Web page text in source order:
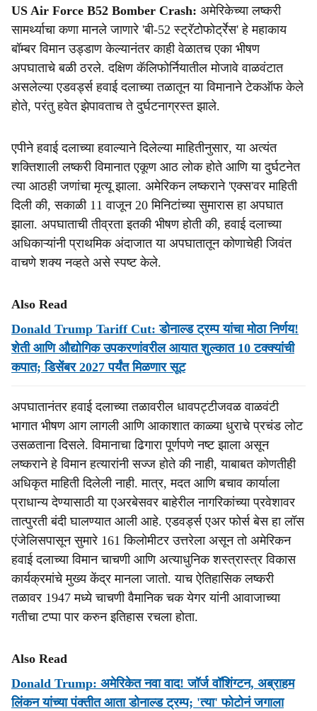
a
r
e
US Air Force B52 Bomber Crash: अमेरिकेच्या लष्करी
सामर्थ्याचा कणा मानले जाणारे 'बी-52 स्ट्रॅटोफोर्ट्रेस' हे महाकाय
बॉम्बर विमान उड्डाण केल्यानंतर काही वेळातच एका भीषण
अपघाताचे बळी ठरले. दक्षिण कॅलिफोर्नियातील मोजावे वाळवंटात
असलेल्या एडवर्ड्स हवाई दलाच्या तळातून या विमानाने टेकऑफ केले
होते, परंतु हवेत झेपावताच ते दुर्घटनाग्रस्त झाले.
एपीने हवाई दलाच्या हवाल्याने दिलेल्या माहितीनुसार, या अत्यंत
शक्तिशाली लष्करी विमानात एकूण आठ लोक होते आणि या दुर्घटनेत
त्या आठही जणांचा मृत्यू झाला. अमेरिकन लष्कराने 'एक्स'वर माहिती
दिली की, सकाळी 11 वाजून 20 मिनिटांच्या सुमारास हा अपघात
झाला. अपघाताची तीव्रता इतकी भीषण होती की, हवाई दलाच्या
अधिकाऱ्यांनी प्राथमिक अंदाजात या अपघातातून कोणाचेही जिवंत
वाचणे शक्य नव्हते असे स्पष्ट केले.
Also Read
Donald Trump Tariff Cut: डोनाल्ड ट्रम्प यांचा मोठा निर्णय!
शेती आणि औद्योगिक उपकरणांवरील आयात शुल्कात 10 टक्क्यांची
कपात; डिसेंबर 2027 पर्यंत मिळणार सूट
अपघातानंतर हवाई दलाच्या तळावरील धावपट्टीजवळ वाळवंटी
भागात भीषण आग लागली आणि आकाशात काळ्या धुराचे प्रचंड लोट
उसळताना दिसले. विमानाचा ढिगारा पूर्णपणे नष्ट झाला असून
लष्कराने हे विमान हत्यारांनी सज्ज होते की नाही, याबाबत कोणतीही
अधिकृत माहिती दिलेली नाही. मात्र, मदत आणि बचाव कार्याला
प्राधान्य देण्यासाठी या एअरबेसवर बाहेरील नागरिकांच्या प्रवेशावर
तात्पुरती बंदी घालण्यात आली आहे. एडवर्ड्स एअर फोर्स बेस हा लॉस
एंजेलिसपासून सुमारे 161 किलोमीटर उत्तरेला असून तो अमेरिकन
हवाई दलाच्या विमान चाचणी आणि अत्याधुनिक शस्त्रास्त्र विकास
कार्यक्रमांचे मुख्य केंद्र मानला जातो. याच ऐतिहासिक लष्करी
तळावर 1947 मध्ये चाचणी वैमानिक चक येगर यांनी आवाजाच्या
गतीचा टप्पा पार करुन इतिहास रचला होता.
Also Read
Donald Trump: अमेरिकेत नवा वाद! जॉर्ज वॉशिंग्टन, अब्राहम
लिंकन यांच्या पंक्तीत आता डोनाल्ड ट्रम्प; 'त्या' फोटोनं जगाला